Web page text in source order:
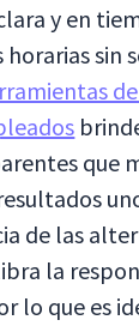
y en
sin
que
de las
la
lo que es